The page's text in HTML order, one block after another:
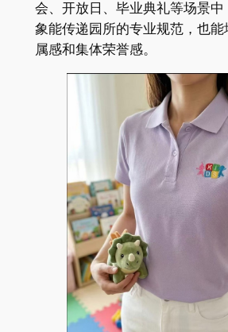
会、开放日、毕业典礼等场景
象能传递园所的专业规范，也能
属感和集体荣誉感。